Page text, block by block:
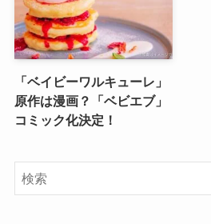
「ベイビーワルキューレ」
原作は漫画？「ベビエブ」
コミック化決定！